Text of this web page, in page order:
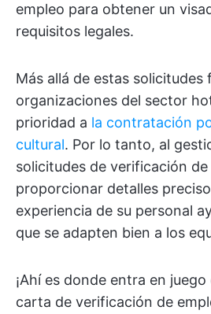
empleo para obtener un
requisitos legales.
Más allá de estas solicitudes
organizaciones del sector
prioridad a la contratación
cultural. Por lo tanto, al
solicitudes de verificación de
proporcionar detalles
experiencia de su personal
que se adapten bien a los
¡Ahí es donde entra en
carta de verificación de